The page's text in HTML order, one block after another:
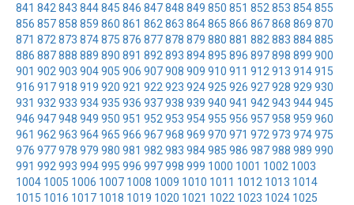
841 842 843 844845 846 847848 849 850 851 852 853 854855
856 857858 859 860 861 862 863 864865 866 867868 869 870
871 872 873 874875 876 877878 879 880 881 882 883 884885
886 887888 889 890 891 892 893 894895 896 897898 899 900
901 902 903 904905 906 907908 909 910 911 912 913 914915
916 917918 919 920 921 922 923 924925 926 927928 929 930
931 932 933 934935 936 937938 939 940 941 942 943 944945
946 947948 949 950 951 952 953 954955 956 957958 959 960
961 962 963 964965 966 967968 969 970 971 972 973 974975
976 977978 979 980 981 982 983 984985 986 987988 989 990
991 992 993 994995 996 997998 999 1000 1001 1002 1003
1004 1005 1006 1007 1008 1009 1010 1011 1012 1013 1014
1015 1016 1017 1018 1019 1020 1021 1022 1023 1024 1025